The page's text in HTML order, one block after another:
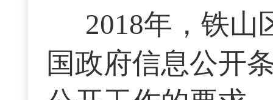
2018年，铁山
国政府信息公开